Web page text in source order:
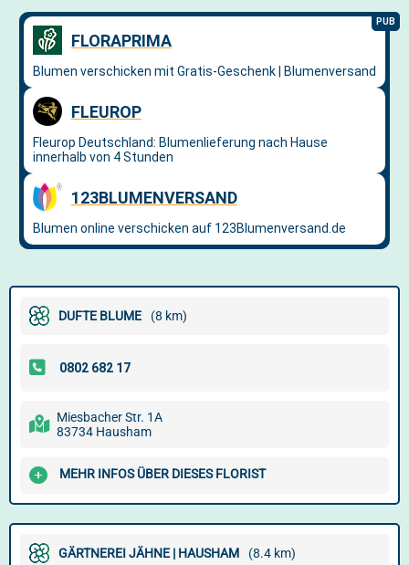
DUFTE BLUME (8 km)
Miesbacher Str. 1A
83734 Hausham
MEHR INFOS ÜBER DIESES FLORIST
GÄRTNEREI JÄHNE | HAUSHAM (8.4 km)